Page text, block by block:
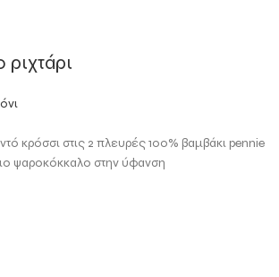
ριχτάρι
κρόσσι στις 2 πλευρές 100% βαμβάκι pennie
ψαροκόκκαλο στην ύφανση